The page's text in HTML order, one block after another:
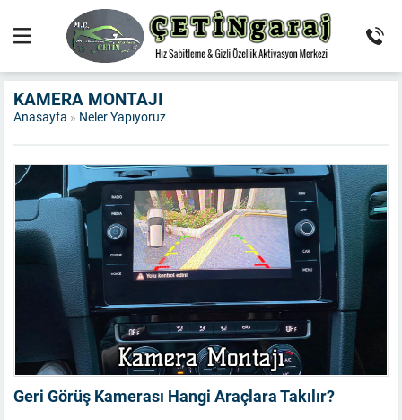
KAMERA MONTAJI
Anasayfa » Neler Yapıyoruz
Geri Görüş Kamerası Hangi Araçlara Takılır?